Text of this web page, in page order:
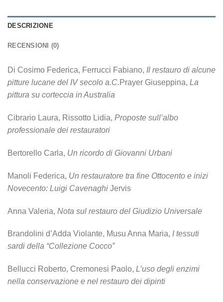
DESCRIZIONE
RECENSIONI (0)
Di Cosimo Federica, Ferrucci Fabiano, Il restauro di alcune
pitture lucane del IV secolo a.C.Prayer Giuseppina, La
pittura su corteccia in Australia
Cibrario Laura, Rissotto Lidia, Proposte sull’albo
professionale dei restauratori
Bertorello Carla, Un ricordo di Giovanni Urbani
Manoli Federica, Un restauratore tra fine Ottocento e inizi
Novecento: Luigi Cavenaghi Jervis
Anna Valeria, Nota sul restauro del Giudizio Universale
Brandolini d’Adda Violante, Musu Anna Maria, I tessuti
sardi della “Collezione Cocco”
Bellucci Roberto, Cremonesi Paolo, L’uso degli enzimi
nella conservazione e nel restauro dei dipinti